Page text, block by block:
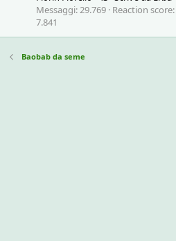
Messaggi 29.769 Reaction score
7.841
Baobab da seme